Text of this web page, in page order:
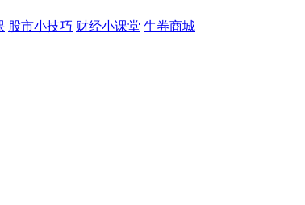
股市小技巧 财经小课堂 牛券商城